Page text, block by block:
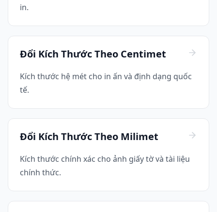
in.
Đổi Kích Thước Theo Centimet
Kích thước hệ mét cho in ấn và định dạng quốc
tế.
Đổi Kích Thước Theo Milimet
Kích thước chính xác cho ảnh giấy tờ và tài liệu
chính thức.